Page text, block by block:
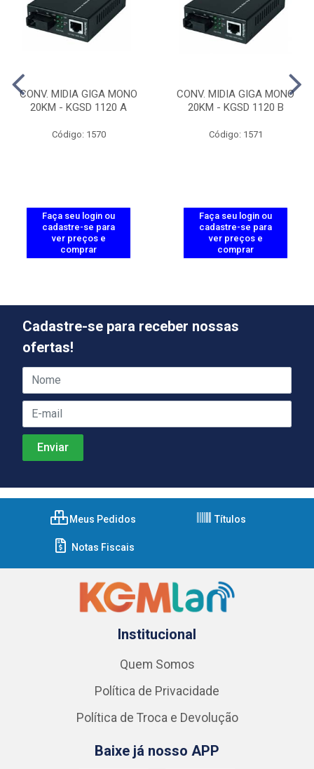
CONV. MIDIA GIGA MONO
20KM - KGSD 1120 A
Código: 1570
Faça seu login ou
cadastre-se para
ver preços e
comprar
CONV. MIDIA GIGA MONO
20KM - KGSD 1120 B
Código: 1571
Faça seu login ou
cadastre-se para
ver preços e
comprar
Cadastre-se para receber nossas
ofertas!
Meus Pedidos Títulos
Notas Fiscais
Institucional
Quem Somos
Política de Privacidade
Política de Troca e Devolução
Baixe já nosso APP